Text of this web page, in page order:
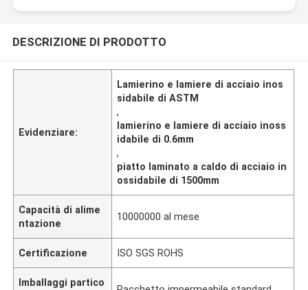
DESCRIZIONE DI PRODOTTO
Evidenziare:
Lamierino e lamiere di acciaio inos
sidabile di ASTM
,
lamierino e lamiere di acciaio inoss
idabile di 0.6mm
,
piatto laminato a caldo di acciaio in
ossidabile di 1500mm
Capacità di alime
ntazione
10000000 al mese
Certificazione ISO SGS ROHS
Imballaggi partico